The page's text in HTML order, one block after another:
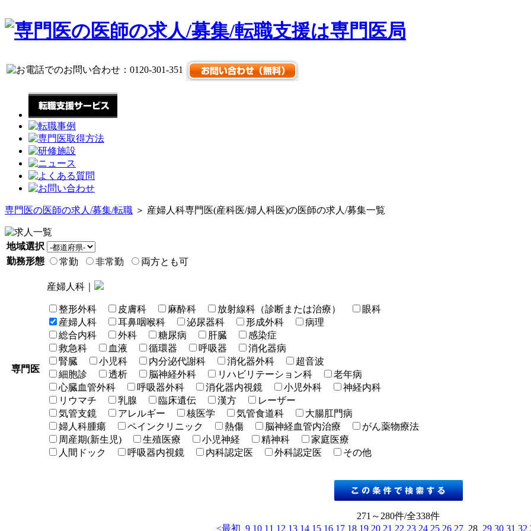
専門医の医師の求人/募集/転職 ＞ 産婦人科専門医(産科医/婦人科医)の医師の求人/募集一覧
地域選択
勤務形態
常勤 非常勤 両方とも可
専門医
産婦人科｜
整形外科 皮膚科 麻酔科 放射線科（診断または治療）
眼科
産婦人科
耳鼻咽喉科 泌尿器科 形成外科
病理
総合内科
外科 糖尿病 肝臓
感染症
救急科
血液 循環器 呼吸器
消化器病
腎臓
小児科 内分泌代謝科 消化器外科
超音波
細胞診
透析 脳神経外科 リハビリテーション科
老年病
心臓血管外科
呼吸器外科 消化器内視鏡 小児外科
神経内科
リウマチ
乳腺 臨床遺伝 漢方
レーザー
気管支鏡
アレルギー 核医学 気管食道科
大腸肛門病
婦人科腫瘍
ペインクリニック 熱傷 脳神経血管内治療
がん薬物療法
周産期(新生児)
生殖医療 小児神経 精神科
家庭医療
人間ドック
呼吸器内視鏡 内科認定医 外科認定医 その他
271～280件/全338件
<最初 9 10 11 12 13 14 15 16 17 18 19 20 21 22 23 24 25 26 27 28 29 30 31 32